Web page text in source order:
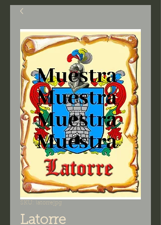
SKU: latorrejpg
Latorre